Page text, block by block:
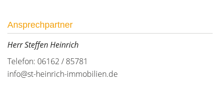
Ansprechpartner
Herr Steffen Heinrich
Telefon: 06162 / 85781
info@st-heinrich-immobilien.de